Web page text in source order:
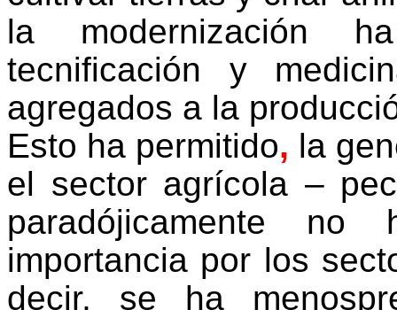
la modernización
tecnificación y
agregados a la
Esto ha permitido, la
el sector agrícola –
paradójicamente
importancia por los
decir, se ha